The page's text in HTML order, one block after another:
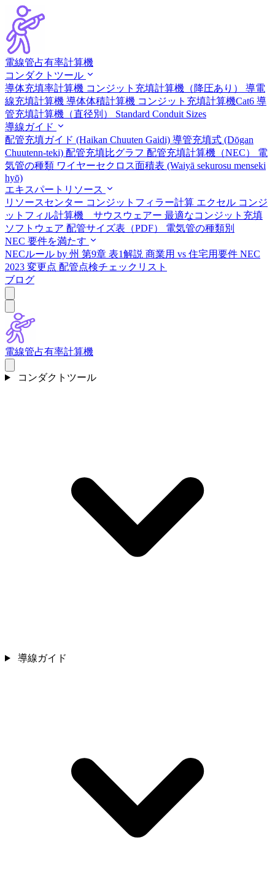
電線管占有率計算機
コンダクトツール
導体充填率計算機 コンジット充填計算機（降圧あり） 導電
線充填計算機 導体体積計算機 コンジット充填計算機Cat6 導
管充填計算機（直径別） Standard Conduit Sizes
導線ガイド
配管充填ガイド (Haikan Chuuten Gaidi) 導管充填式 (Dōgan
Chuutenn-teki) 配管充填比グラフ 配管充填計算機（NEC） 電
気管の種類 ワイヤーセクロス面積表 (Waiyā sekurosu menseki
hyō)
エキスパートリソース
リソースセンター コンジットフィラー計算 エクセル コンジ
ットフィル計算機 サウスウェアー 最適なコンジット充填
ソフトウェア 配管サイズ表（PDF） 電気管の種類別
NEC 要件を満たす
NECルール by 州 第9章 表1解説 商業用 vs 住宅用要件 NEC
2023 変更点 配管点検チェックリスト
ブログ
電線管占有率計算機
コンダクトツール
導線ガイド